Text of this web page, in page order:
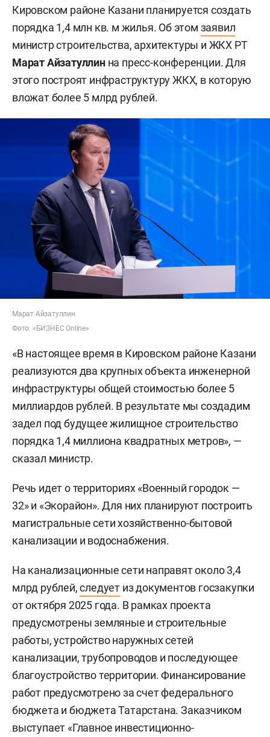
Кировском районе Казани планируется создать
порядка 1,4 млн кв. м жилья. Об этом заявил
министр строительства, архитектуры и ЖКХ РТ
Марат Айзатуллинна пресс-конференции. Для
этого построят инфраструктуру ЖКХ, в которую
вложат более 5 млрд рублей.
Марат Айзатуллин
Фото: «БИЗНЕС Online»
«В настоящее время в Кировском районе Казани
реализуются два крупных объекта инженерной
инфраструктуры общей стоимостью более 5
миллиардов рублей. В результате мы создадим
задел под будущее жилищное строительство
порядка 1,4 миллиона квадратных метров», —
сказал министр.
Речь идет о территориях «Военный городок —
32» и «Экорайон». Для них планируют построить
магистральные сети хозяйственно-бытовой
канализации и водоснабжения.
На канализационные сети направят около 3,4
млрд рублей,следует из документов госзакупки
от октября 2025 года. В рамках проекта
предусмотрены земляные и строительные
работы, устройство наружных сетей
канализации, трубопроводов и последующее
благоустройство территории. Финансирование
работ предусмотрено за счет федерального
бюджета и бюджета Татарстана. Заказчиком
выступает «Главное инвестиционно-